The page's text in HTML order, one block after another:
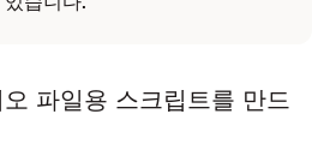
파일용 스크립트를 만드